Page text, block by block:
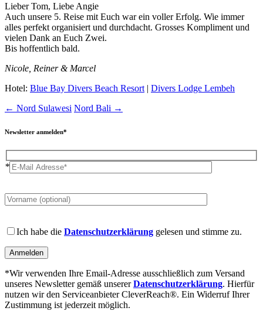
Lieber Tom, Liebe Angie
Auch unsere 5. Reise mit Euch war ein voller Erfolg. Wie immer
alles perfekt organisiert und durchdacht. Grosses Kompliment und
vielen Dank an Euch Zwei.
Bis hoffentlich bald.
Nicole, Reiner & Marcel
Hotel: Blue Bay Divers Beach Resort | Divers Lodge Lembeh
← Nord Sulawesi Nord Bali →
Newsletter anmelden*
*
leave
empty.
leave
field
Ich habe die Datenschutzerklärung gelesen und stimme zu.
*Wir verwenden Ihre Email-Adresse ausschließlich zum Versand
unseres Newsletter gemäß unsererDatenschutzerklärung. Hierfür
nutzen wir den Serviceanbieter CleverReach®. Ein Widerruf Ihrer
Zustimmung ist jederzeit möglich.